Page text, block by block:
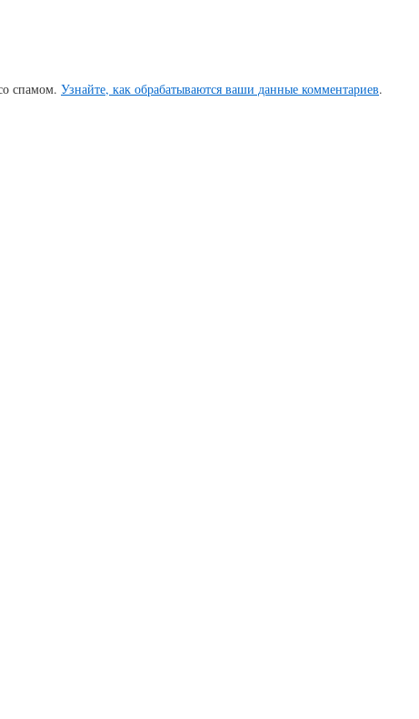
спамом. Узнайте, как обрабатываются ваши данные комментариев.